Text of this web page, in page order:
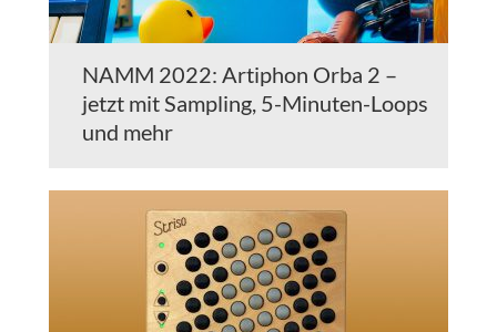
NAMM 2022: Artiphon Orba 2 –
jetzt mit Sampling, 5-Minuten-Loops
und mehr